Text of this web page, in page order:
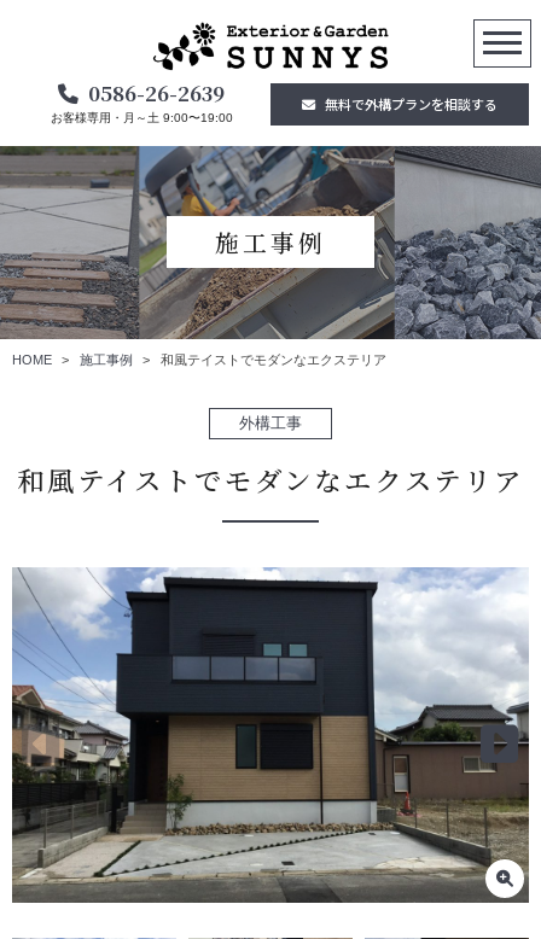
0586-26-2639
お客様専用・月～土 9:00〜19:00
無料で外構プランを相談する
施工事例
HOME 施工事例 和風テイストでモダンなエクステリア
和風テイストでモダンなエクステリア
外構工事